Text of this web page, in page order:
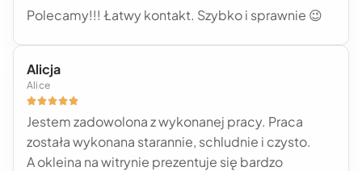
Polecamy!!! Łatwy kontakt. Szybko i sprawnie 😉
Alicja
Alice

Jestem zadowolona z wykonanej pracy. Praca
została wykonana starannie, schludnie i czysto.
A okleina na witrynie prezentuje się bardzo